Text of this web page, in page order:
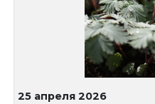
25 апреля 2026